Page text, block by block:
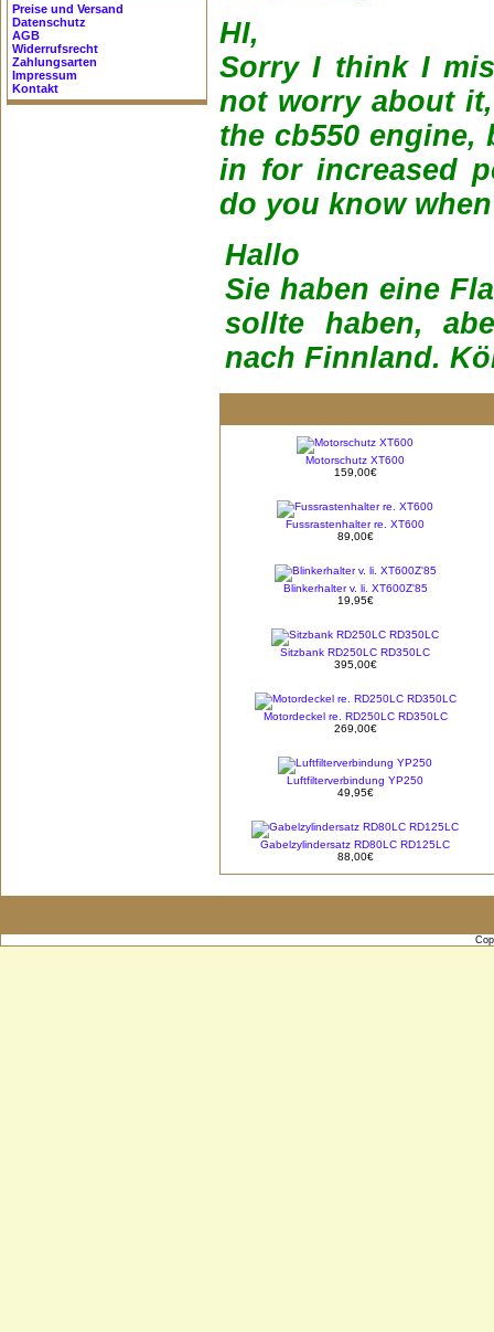
Preise und Versand
Datenschutz
AGB
Widerrufsrecht
Zahlungsarten
Impressum
Kontakt
HI,
Sorry I think I
not worry about
the cb550 engine,
in for increased
do you know
Hallo
Sie haben eine
sollte haben,
nach Finnland.
Motorschutz XT600
159,00€
Fussrastenhalter re. XT600
89,00€
Blinkerhalter v. li. XT600Z'85
19,95€
Sitzbank RD250LC RD350LC
395,00€
Motordeckel re. RD250LC RD350LC
269,00€
Luftfilterverbindung YP250
49,95€
Gabelzylindersatz RD80LC RD125LC
88,00€